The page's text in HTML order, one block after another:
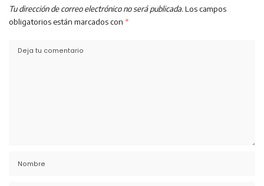
Tu dirección de correo electrónico no será publicada. Los campos
obligatorios están marcados con *